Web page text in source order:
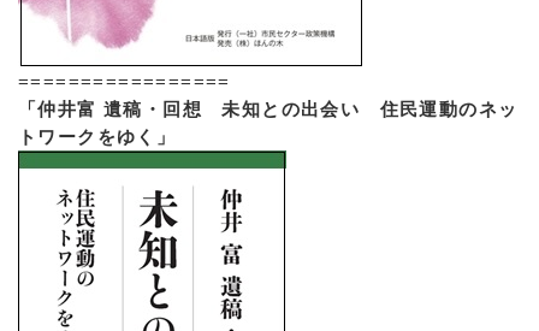
=================
「仲井富 遺稿・回想 未知との出会い 住民運動のネッ
トワークをゆく」